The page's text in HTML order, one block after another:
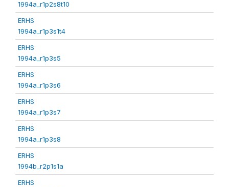
1994a_r1p2s8t10
ERHS
1994a_r1p3s1t4
ERHS
1994a_r1p3s5
ERHS
1994a_r1p3s6
ERHS
1994a_r1p3s7
ERHS
1994a_r1p3s8
ERHS
1994b_r2p1s1a
ERHS